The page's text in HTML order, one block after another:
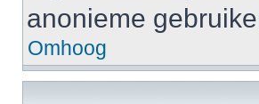
anonieme
Omhoog